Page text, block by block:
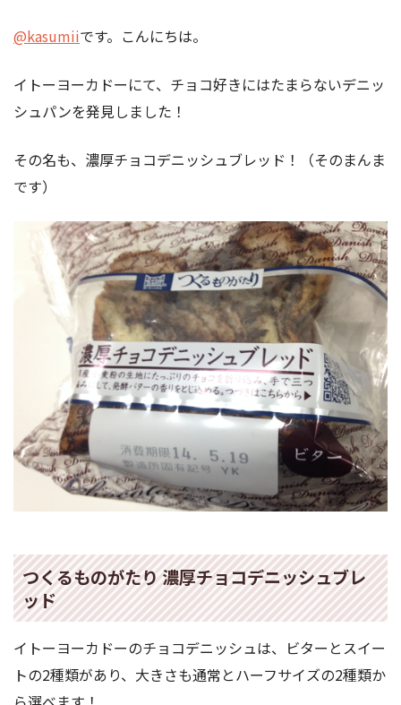
@kasumiiです。こんにちは。
イトーヨーカドーにて、チョコ好きにはたまらないデニッ
シュパンを発見しました！
その名も、濃厚チョコデニッシュブレッド！（そのまんま
です）
つくるものがたり 濃厚チョコデニッシュブレ
ッド
イトーヨーカドーのチョコデニッシュは、ビターとスイー
トの2種類があり、大きさも通常とハーフサイズの2種類か